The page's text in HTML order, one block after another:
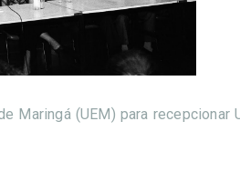
Maringá (UEM) para recepcionar